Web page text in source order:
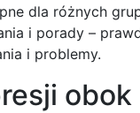
dla różnych
i porady –
i problemy.
obok